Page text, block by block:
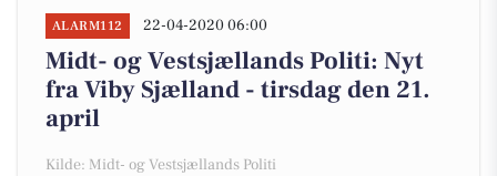
ALARM112 22-04-2020 06:00
Midt- og Vestsjællands Politi: Nyt
fra Viby Sjælland - tirsdag den 21.
april
Kilde: Midt- og Vestsjællands Politi